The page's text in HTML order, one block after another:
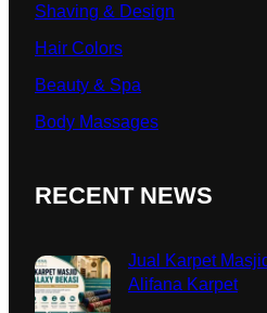
Shaving & Design
Hair Colors
Beauty & Spa
Body Massages
RECENT NEWS
Jual Karpet
Alifana Karpet